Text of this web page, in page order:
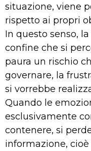
situazione, viene
rispetto ai propri
In questo senso,
confine che si
paura un rischio
governare, la
si vorrebbe
Quando le
esclusivamente
contenere, si
informazione,